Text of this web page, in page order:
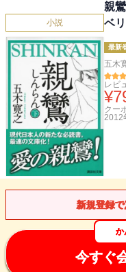
小説
親
ベリ
最新
五木
レビ
¥
クー
2012
新規登録で
か
今すぐ